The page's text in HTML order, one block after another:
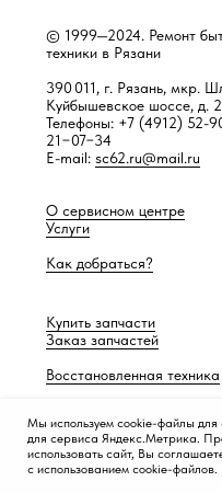
Разработка сайта —
© 1999—2024. Ремонт
техники в Рязани
390 011, г. Рязань, мкр.
Куйбышевское шоссе, д.
Телефоны: +7 (4912) 52-
21−07−34
E-mail: sc62.ru@mail.ru
О сервисном центре
Услуги
Как добраться?
Купить запчасти
Заказ запчастей
Восстановленная техника
Мы используем cookie-файлы для
для сервиса Яндекс.Метрика.
использовать сайт, Вы
с использованием cookie-файлов.